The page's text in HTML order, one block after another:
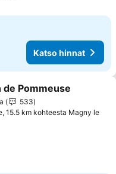
Katso hinnat
suosikkeihin
de Pommeuse
533
15.5 km kohteesta Magny le